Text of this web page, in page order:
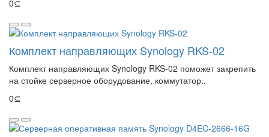
0⊆
Комплект направляющих Synology RKS-02
Комплект направляющих Synology RKS-02 поможет закрепить
на стойке серверное оборудование, коммутатор..
0⊆